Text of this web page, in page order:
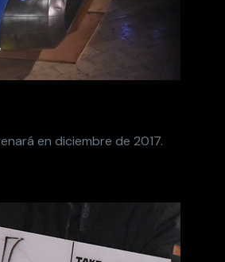
en diciembre de 2017.